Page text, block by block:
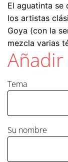
El aguatinta se
los artistas
Goya (con la
mezcla varias
Tema
Su nombre